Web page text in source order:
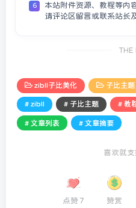
6
本站附件资源、教程等内
请评论区留言或联系站长
THE
zibll子比美化 子比主题
# zibll # 子比主题 # 教
# 文章列表 # 文章摘要
喜欢就
点赞 7 赞赏